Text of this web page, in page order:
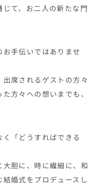
て、お二人の新たな門
手伝いではありませ
席されるゲストの方々
方々への想いまでも、
「どうすればできる
胆に、時に繊細に、和
婚式をプロデュースし